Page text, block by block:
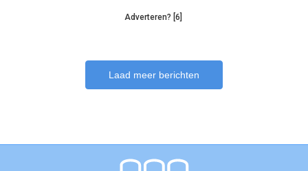
Adverteren? [6]
Laad meer berichten